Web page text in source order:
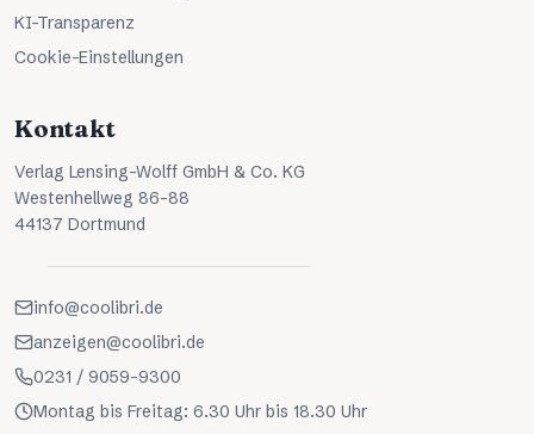
KI-Transparenz
Cookie-Einstellungen
Kontakt
Verlag Lensing-Wolff GmbH & Co. KG
Westenhellweg 86-88
44137 Dortmund
info@coolibri.de
anzeigen@coolibri.de
0231 / 9059-9300
Montag bis Freitag: 6.30 Uhr bis 18.30 Uhr